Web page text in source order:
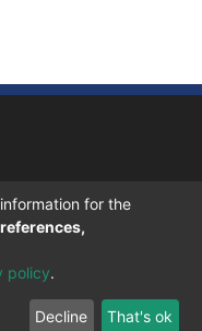
UNITEC
HONDURAS.
7.6 por |IGNITE
for the
policy.
Decline That's ok